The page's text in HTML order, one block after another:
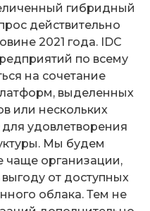
гибридный
действительно
2021 года. IDC
по всему
на сочетание
выделенных
или нескольких
удовлетворения
Мы будем
чаще организации,
от доступных
облака. Тем не